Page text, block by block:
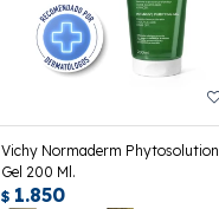
Vichy Normaderm Phytosolution
Gel 200 Ml.
$ 1.850